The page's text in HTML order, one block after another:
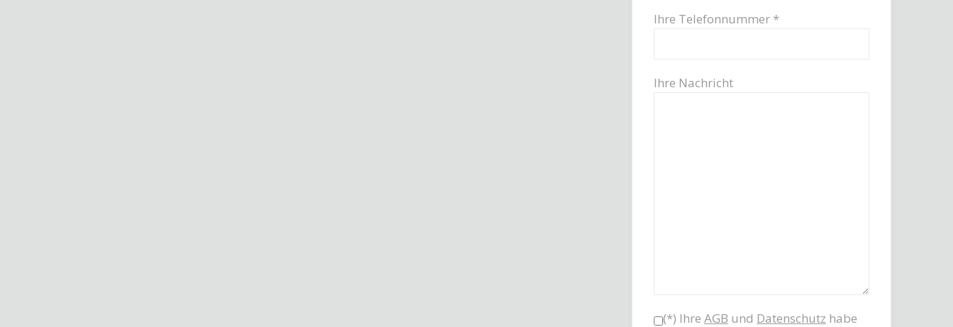
Ihre Telefonnummer *
Ihre Nachricht
(*) Ihre AGB und Datenschutz habe